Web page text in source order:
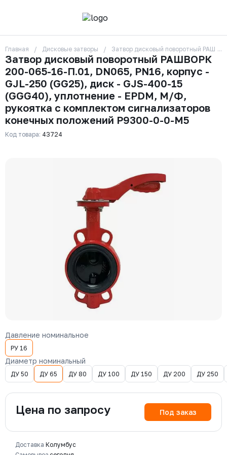
О компании
Контакты
Бренды
Отзывы
Сотрудники
Вакансии
Доставка
Оплата
Вопрос-ответ
+7 (495) 215-24-81zakaz325@ks-rus.com
Email для связи
Одинцово, Внуковская 9, пав. 31
Главная Дисковые затворы Затвор дисковый поворотный
Затвор дисковый поворотный РАШВОРК
200-065-16-П.01, DN065, PN16, корпус -
GJL-250 (GG25), диск - GJS-400-15
(GGG40), уплотнение - EPDM, М/Ф,
рукоятка с комплектом сигнализаторов
конечных положений Р9300-0-0-М5
Код товара: 43724
Давление номинальное
РУ 16
Диаметр номинальный
ДУ 50 ДУ 65 ДУ 80 ДУ 100 ДУ 150 ДУ 200 ДУ 250
Цена по запросу Под заказ
Доставка Колумбус